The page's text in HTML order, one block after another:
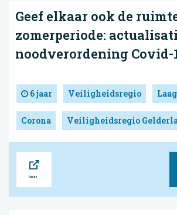
Geef elkaar ook de
zomerperiode:
noodverordening Covid-
6 jaar Veiligheidsregio Laag
Corona Veiligheidsregio